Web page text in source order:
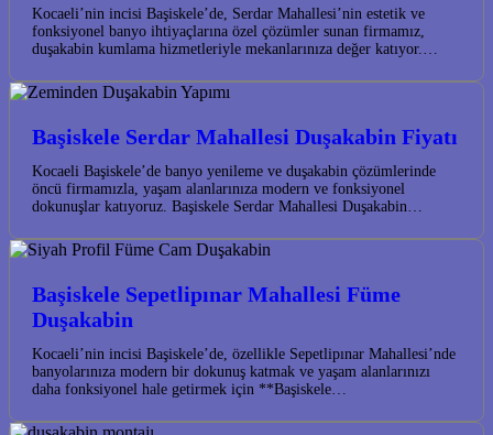
Kocaeli’nin incisi Başiskele’de, Serdar Mahallesi’nin estetik ve
fonksiyonel banyo ihtiyaçlarına özel çözümler sunan firmamız,
duşakabin kumlama hizmetleriyle mekanlarınıza değer katıyor.…
Başiskele Serdar Mahallesi Duşakabin Fiyatı
Kocaeli Başiskele’de banyo yenileme ve duşakabin çözümlerinde
öncü firmamızla, yaşam alanlarınıza modern ve fonksiyonel
dokunuşlar katıyoruz. Başiskele Serdar Mahallesi Duşakabin…
Başiskele Sepetlipınar Mahallesi Füme
Duşakabin
Kocaeli’nin incisi Başiskele’de, özellikle Sepetlipınar Mahallesi’nde
banyolarınıza modern bir dokunuş katmak ve yaşam alanlarınızı
daha fonksiyonel hale getirmek için **Başiskele…